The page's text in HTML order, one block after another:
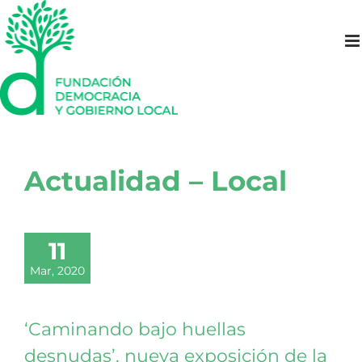
Saltar
al
contenido
Actualidad – Local
11
Mar, 2020
‘Caminando bajo huellas
desnudas’, nueva exposición de la